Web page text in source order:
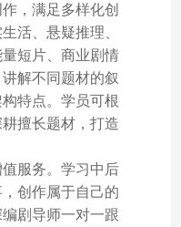
，满足多样化创
活、悬疑推理、
短片、商业剧情
解不同题材的叙
特点。学员可根
擅长题材，打造
服务。学习中后
创作属于自己的
剧导师一对一跟